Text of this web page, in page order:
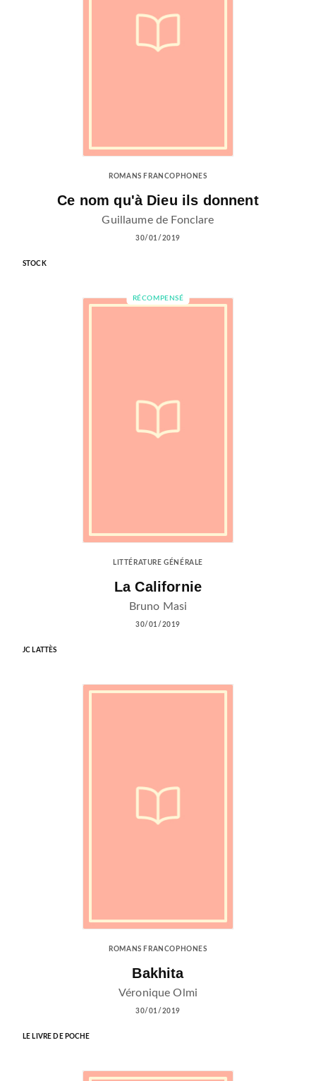
ROMANS FRANCOPHONES
Ce nom qu'à Dieu ils donnent
Guillaume de Fonclare
30/01/2019
STOCK
RÉCOMPENSÉ
LITTÉRATURE GÉNÉRALE
La Californie
Bruno Masi
30/01/2019
JC LATTÈS
ROMANS FRANCOPHONES
Bakhita
Véronique Olmi
30/01/2019
LE LIVRE DE POCHE